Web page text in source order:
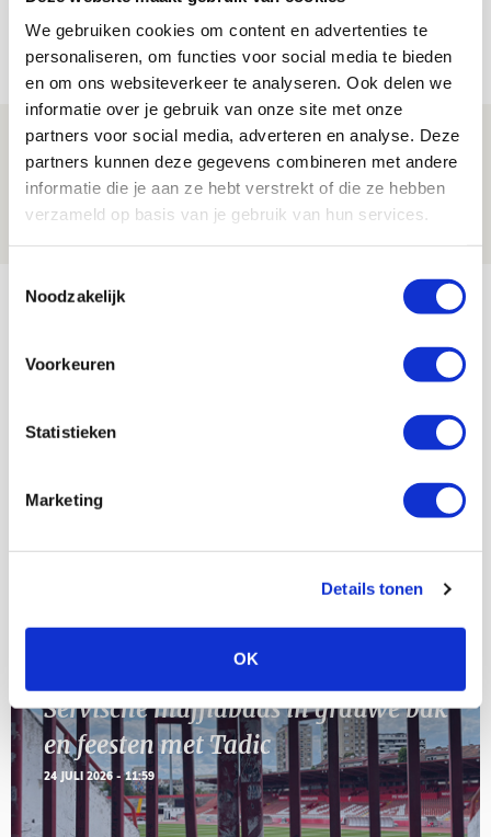
We gebruiken cookies om content en advertenties te
personaliseren, om functies voor social media te bieden
en om ons websiteverkeer te analyseren. Ook delen we
informatie over je gebruik van onze site met onze
partners voor social media, adverteren en analyse. Deze
partners kunnen deze gegevens combineren met andere
informatie die je aan ze hebt verstrekt of die ze hebben
verzameld op basis van je gebruik van hun services.
Noodzakelijk
Voorkeuren
Statistieken
Marketing
Details tonen
OK
jij aan nieuw eredivisieseizoen?
Spelen bij Jong Ajax of Ajax 1? Dat
maakt Abdalla ‘geen reet’ uit
Bekijk meer
AUG
11
Servische maffiabaas in grauwe bak
en feesten met Tadic
24 JULI 2026 - 11:59